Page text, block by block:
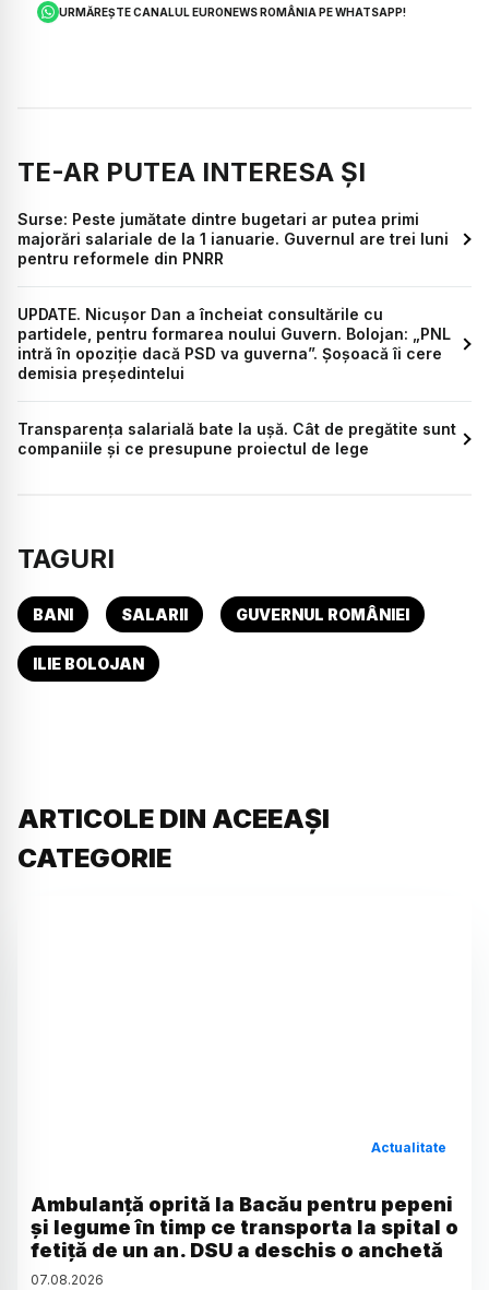
URMĂREȘTE CANALUL EURONEWS ROMÂNIA PE WHATSAPP!
TE-AR PUTEA INTERESA ȘI
Surse: Peste jumătate dintre bugetari ar putea primi
majorări salariale de la 1 ianuarie. Guvernul are trei luni
pentru reformele din PNRR
UPDATE. Nicușor Dan a încheiat consultările cu
partidele, pentru formarea noului Guvern. Bolojan: „PNL
intră în opoziție dacă PSD va guverna”. Șoșoacă îi cere
demisia președintelui
Transparența salarială bate la ușă. Cât de pregătite sunt
companiile și ce presupune proiectul de lege
TAGURI
BANI SALARII GUVERNUL ROMÂNIEI
ILIE BOLOJAN
ARTICOLE DIN ACEEAȘI
CATEGORIE
Actualitate
Ambulanță oprită la Bacău pentru pepeni
și legume în timp ce transporta la spital o
fetiță de un an. DSU a deschis o anchetă
07.08.2026